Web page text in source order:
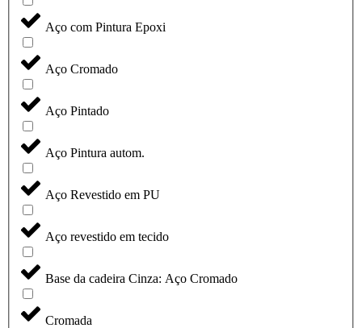
Aço com Pintura Epoxi
Aço Cromado
Aço Pintado
Aço Pintura autom.
Aço Revestido em PU
Aço revestido em tecido
Base da cadeira Cinza: Aço Cromado
Cromada